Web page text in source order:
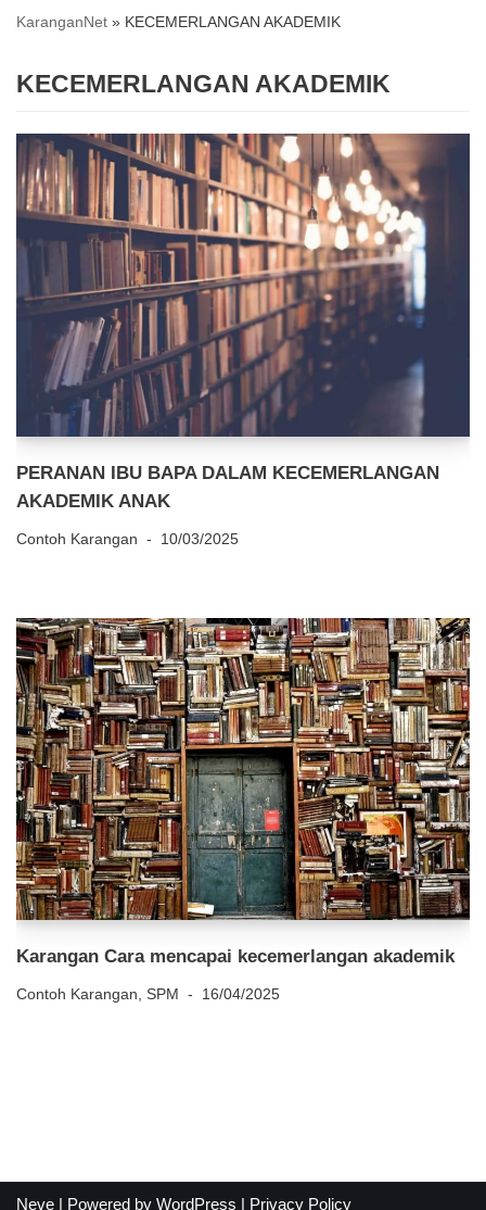
KaranganNet » KECEMERLANGAN AKADEMIK
KECEMERLANGAN AKADEMIK
PERANAN IBU BAPA DALAM KECEMERLANGAN
AKADEMIK ANAK
Contoh Karangan 10/03/2025
Karangan Cara mencapai kecemerlangan akademik
Contoh Karangan, SPM 16/04/2025
Neve | Powered by WordPress | Privacy Policy